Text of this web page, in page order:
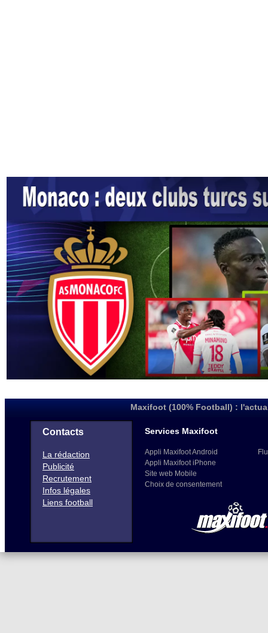
Maxifoot (100% Football) :
Contacts
La rédaction
Publicité
Recrutement
Infos légales
Liens football
Services Maxifoot
Appli Maxifoot Android
Appli Maxifoot iPhone
Site web Mobile
Choix de consentement